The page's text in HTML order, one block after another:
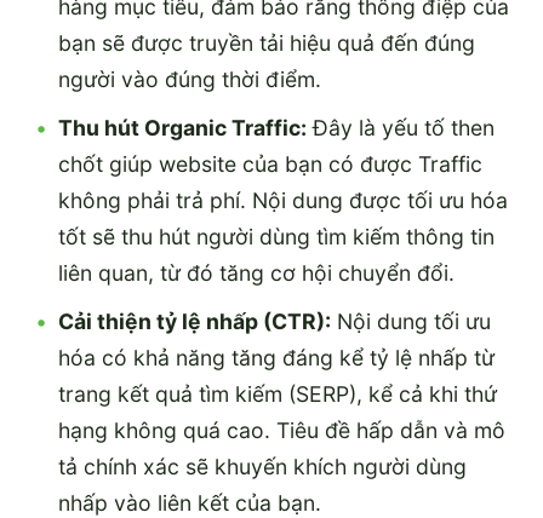
hàng mục tiêu, đảm bảo rằng thông điệp của
bạn sẽ được truyền tải hiệu quả đến đúng
người vào đúng thời điểm.
Thu hút Organic Traffic: Đây là yếu tố then
chốt giúp website của bạn có được Traffic
không phải trả phí. Nội dung được tối ưu hóa
tốt sẽ thu hút người dùng tìm kiếm thông tin
liên quan, từ đó tăng cơ hội chuyển đổi.
Cải thiện tỷ lệ nhấp (CTR): Nội dung tối ưu
hóa có khả năng tăng đáng kể tỷ lệ nhấp từ
trang kết quả tìm kiếm (SERP), kể cả khi thứ
hạng không quá cao. Tiêu đề hấp dẫn và mô
tả chính xác sẽ khuyến khích người dùng
nhấp vào liên kết của bạn.